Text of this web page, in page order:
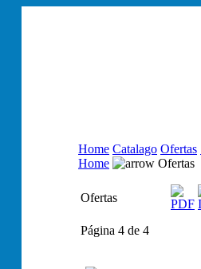
Home Catalago Ofertas
Home
Ofertas
Ofertas
Página 4 de 4